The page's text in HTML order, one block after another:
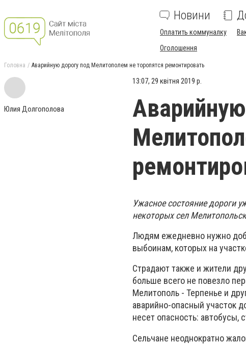
Новини
Оплатить коммуналку
Оголошення
Головна Аварийную дорогу под Мелитополем не торопятся ремонтировать
Юлия Долгополова
13:07, 29 квітня 2019 р.
Ужасное состояние дороги
некоторых сел
Людям ежедневно нужно
выбоинам, которых на
Страдают также и жители
больше всего не повезло
Мелитополь - Терпенье и
аварийно-опасный участок
несет опасность: автобусы,
Сельчане неоднократно